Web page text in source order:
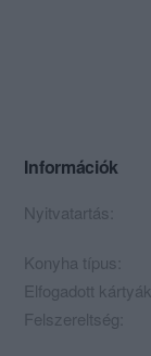
Információk
Nyitvatartás:
Konyha típus:
Elfogadott kártyák:
Felszereltség: